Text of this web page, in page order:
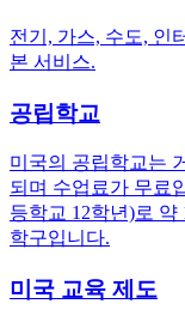
전기, 가스, 수도, 인
본 서비스.
공립학교
미국의 공립학교는
되며 수업료가 무료
등학교 12학년)로 약
학구입니다.
미국 교육 제도